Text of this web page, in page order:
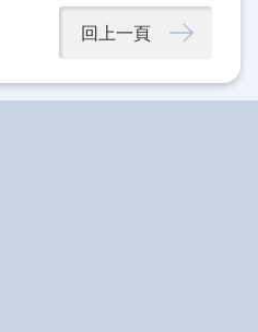
回上一頁